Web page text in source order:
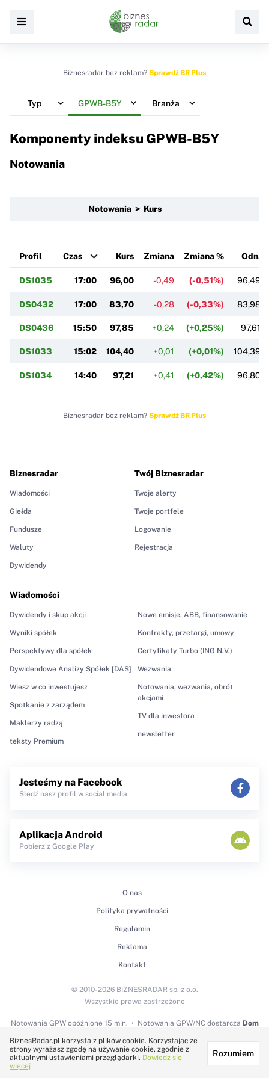
Biznesradar bez reklam? Sprawdź BR Plus
Typ GPWB-B5Y Branża
Komponenty indeksu GPWB-B5Y
Notowania
Notowania > Kurs
Profil Czas Kurs Zmiana Zmiana % Odn.
DS1035 17:00 96,00 -0,49 (-0,51%) 96,49
DS0432 17:00 83,70 -0,28 (-0,33%) 83,98
DS0436 15:50 97,85 +0,24 (+0,25%) 97,61
DS1033 15:02 104,40 +0,01 (+0,01%) 104,39
DS1034 14:40 97,21 +0,41 (+0,42%) 96,80
Biznesradar bez reklam? Sprawdź BR Plus
Biznesradar
Wiadomości
Giełda
Fundusze
Waluty
Dywidendy
Wiadomości
Dywidendy i skup akcji
Wyniki spółek
Perspektywy dla spółek
Dywidendowe Analizy Spółek [DAS]
Wiesz w co inwestujesz
Spotkanie z zarządem
Maklerzy radzą
teksty Premium
Nowe emisje, ABB, finansowanie
Kontrakty, przetargi, umowy
Certyfikaty Turbo (ING N.V.)
Wezwania
Notowania, wezwania, obrót
akcjami
TV dla inwestora
newsletter
Twój Biznesradar
Twoje alerty
Twoje portfele
Logowanie
Rejestracja
Jesteśmy na Facebook
Śledź nasz profil w social media
Aplikacja Android
Pobierz z Google Play
O nas
Polityka prywatności
Regulamin
Reklama
Kontakt
Notowania GPWopóźnione 15 min. Notowania GPW/NC dostarcza Dom
© 2010-2026 BIZNESRADAR sp. z o.o.
Wszystkie prawa zastrzeżone
Technologię dostarcza:
BiznesRadar.pl korzysta z plików cookie. Korzystając ze
strony wyrażasz zgodę na używanie cookie, zgodnie z
aktualnymi ustawieniami przeglądarki. Dowiedz się
więcej
Rozumiem